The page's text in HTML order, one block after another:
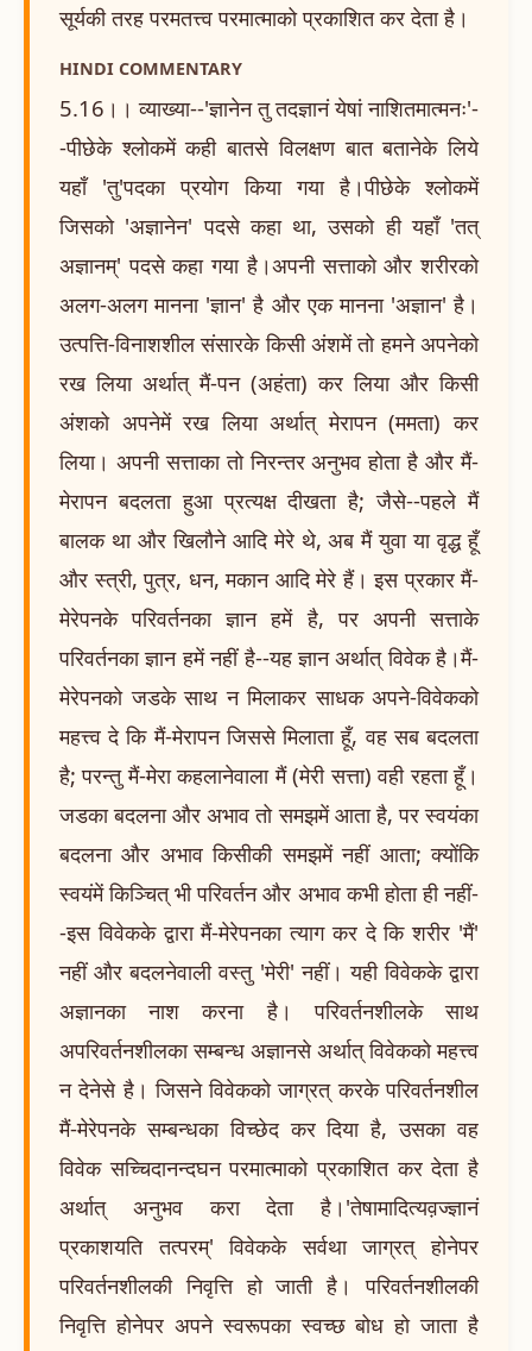
सूर्यकी तरह परमतत्त्व परमात्माको प्रकाशित कर देता है।
HINDI COMMENTARY
5.16।। व्याख्या--'ज्ञानेन तु तदज्ञानं येषां नाशितमात्मनः'-
-पीछेके श्लोकमें कही बातसे विलक्षण बात बतानेके लिये
यहाँ 'तु'पदका प्रयोग किया गया है।पीछेके श्लोकमें
जिसको 'अज्ञानेन' पदसे कहा था, उसको ही यहाँ 'तत्
अज्ञानम्' पदसे कहा गया है।अपनी सत्ताको और शरीरको
अलग-अलग मानना 'ज्ञान' है और एक मानना 'अज्ञान' है।
उत्पत्ति-विनाशशील संसारके किसी अंशमें तो हमने अपनेको
रख लिया अर्थात् मैं-पन (अहंता) कर लिया और किसी
अंशको अपनेमें रख लिया अर्थात् मेरापन (ममता) कर
लिया। अपनी सत्ताका तो निरन्तर अनुभव होता है और मैं-
मेरापन बदलता हुआ प्रत्यक्ष दीखता है; जैसे--पहले मैं
बालक था और खिलौने आदि मेरे थे, अब मैं युवा या वृद्ध हूँ
और स्त्री, पुत्र, धन, मकान आदि मेरे हैं। इस प्रकार मैं-
मेरेपनके परिवर्तनका ज्ञान हमें है, पर अपनी सत्ताके
परिवर्तनका ज्ञान हमें नहीं है--यह ज्ञान अर्थात् विवेक है।मैं-
मेरेपनको जडके साथ न मिलाकर साधक अपने-विवेकको
महत्त्व दे कि मैं-मेरापन जिससे मिलाता हूँ, वह सब बदलता
है; परन्तु मैं-मेरा कहलानेवाला मैं (मेरी सत्ता) वही रहता हूँ।
जडका बदलना और अभाव तो समझमें आता है, पर स्वयंका
बदलना और अभाव किसीकी समझमें नहीं आता; क्योंकि
स्वयंमें किञ्चित् भी परिवर्तन और अभाव कभी होता ही नहीं-
-इस विवेकके द्वारा मैं-मेरेपनका त्याग कर दे कि शरीर 'मैं'
नहीं और बदलनेवाली वस्तु 'मेरी' नहीं। यही विवेकके द्वारा
अज्ञानका नाश करना है। परिवर्तनशीलके साथ
अपरिवर्तनशीलका सम्बन्ध अज्ञानसे अर्थात् विवेकको महत्त्व
न देनेसे है। जिसने विवेकको जाग्रत् करके परिवर्तनशील
मैं-मेरेपनके सम्बन्धका विच्छेद कर दिया है, उसका वह
विवेक सच्चिदानन्दघन परमात्माको प्रकाशित कर देता है
अर्थात् अनुभव करा देता है।'तेषामादित्यव़ज्ज्ञानं
प्रकाशयति तत्परम्' विवेकके सर्वथा जाग्रत् होनेपर
परिवर्तनशीलकी निवृत्ति हो जाती है। परिवर्तनशीलकी
निवृत्ति होनेपर अपने स्वरूपका स्वच्छ बोध हो जाता है